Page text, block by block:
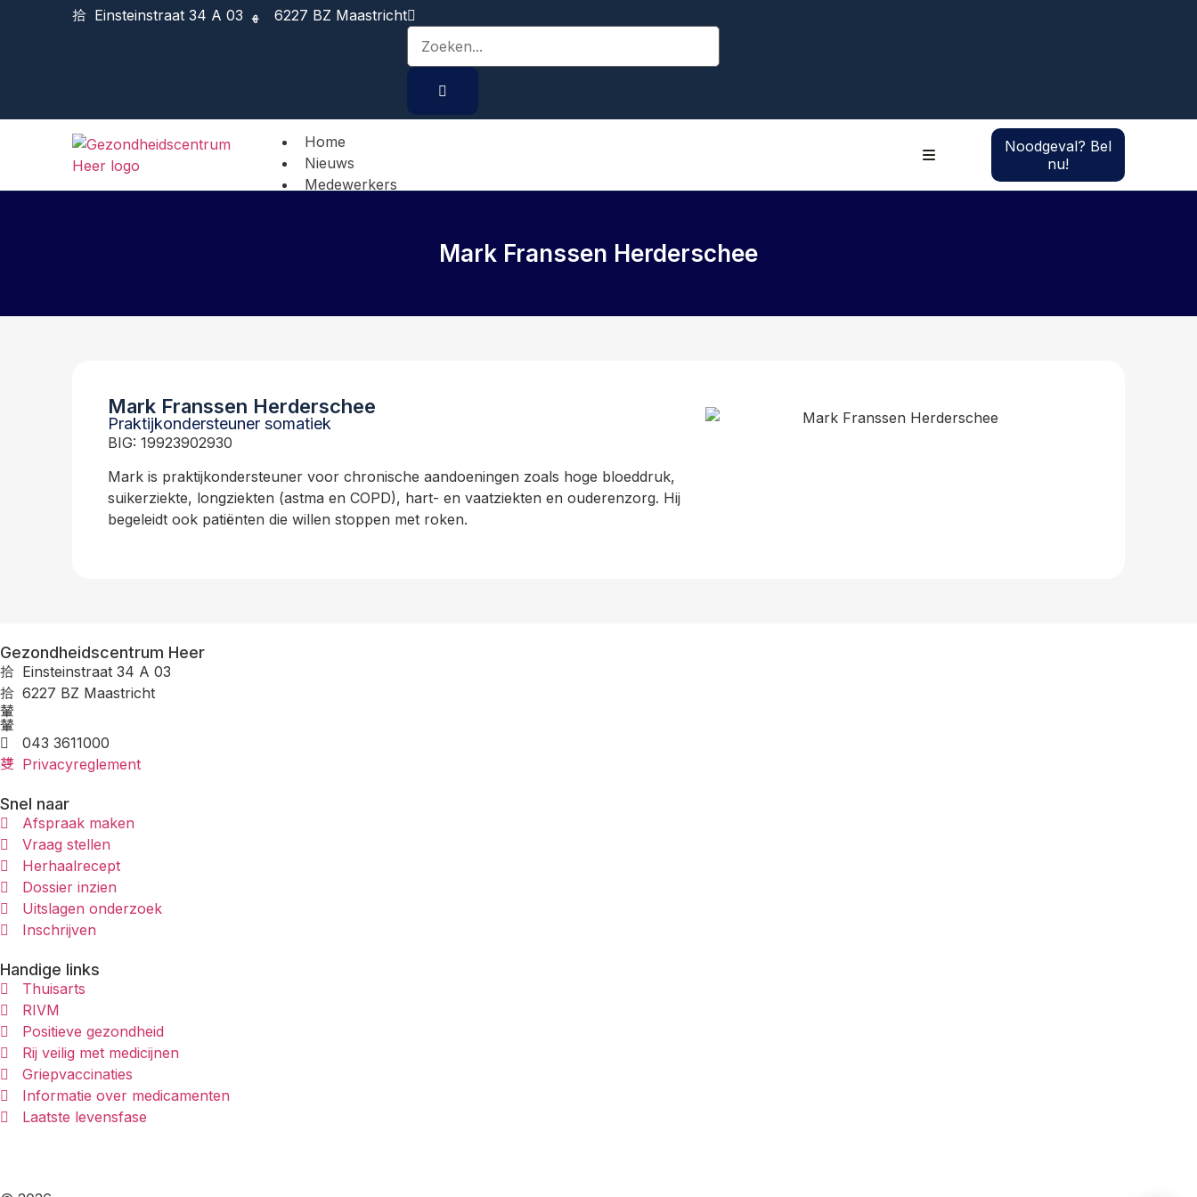
Einsteinstraat 34 A 03 6227 BZ Maastricht
Home
Nieuws
Medewerkers
Noodgeval? Bel
nu!
Mark Franssen Herderschee
Mark Franssen Herderschee
Praktijkondersteuner somatiek
BIG: 19923902930
Mark is praktijkondersteuner voor chronische aandoeningen zoals hoge bloeddruk,
suikerziekte, longziekten (astma en COPD), hart- en vaatziekten en ouderenzorg. Hij
begeleidt ook patiënten die willen stoppen met roken.
Gezondheidscentrum Heer
Einsteinstraat 34 A 03
6227 BZ Maastricht
043 3611000
Privacyreglement
Snel naar
Afspraak maken
Vraag stellen
Herhaalrecept
Dossier inzien
Uitslagen onderzoek
Inschrijven
Handige links
Thuisarts
RIVM
Positieve gezondheid
Rij veilig met medicijnen
Griepvaccinaties
Informatie over medicamenten
Laatste levensfase